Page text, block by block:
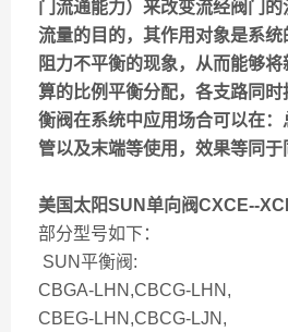
门流通能力）来改变流经阀门
流量的目的，其作用对象是系
阻力不平衡的现象，从而能够
算的比例平衡分配，各支路同
衡阀在系统中应用场合可以在
管以及末端等使用，效果等同于
美国太阳SUN单向阀CXCE--
部分型号如下：
SUN平衡阀:
CBGA-LHN,CBCG-LHN,
CBEG-LHN,CBCG-LJN,